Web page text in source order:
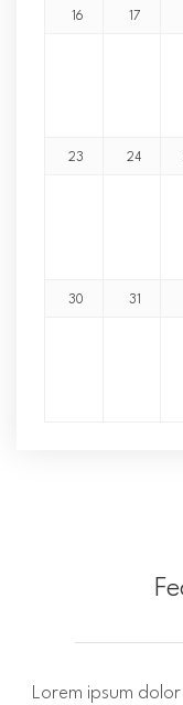
16 17
23 24
30 31
Lorem ipsum